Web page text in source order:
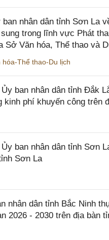
nhân dân tỉnh Sơn La
trong lĩnh vực Phát
Văn hóa, Thể thao và
hóa-Thể thao-Du lịch
ban nhân dân tỉnh Đắk
phí khuyến công trên
ban nhân dân tỉnh Sơn
Sơn La
nhân dân tỉnh Bắc Ninh
2026 - 2030 trên địa bàn